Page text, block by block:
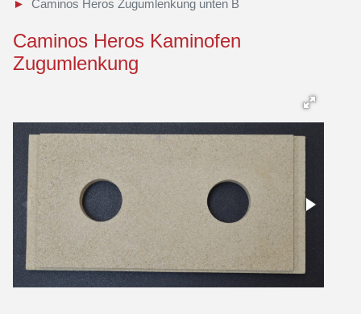
Caminos Heros Zugumlenkung unten B
Caminos Heros Kaminofen
Zugumlenkung